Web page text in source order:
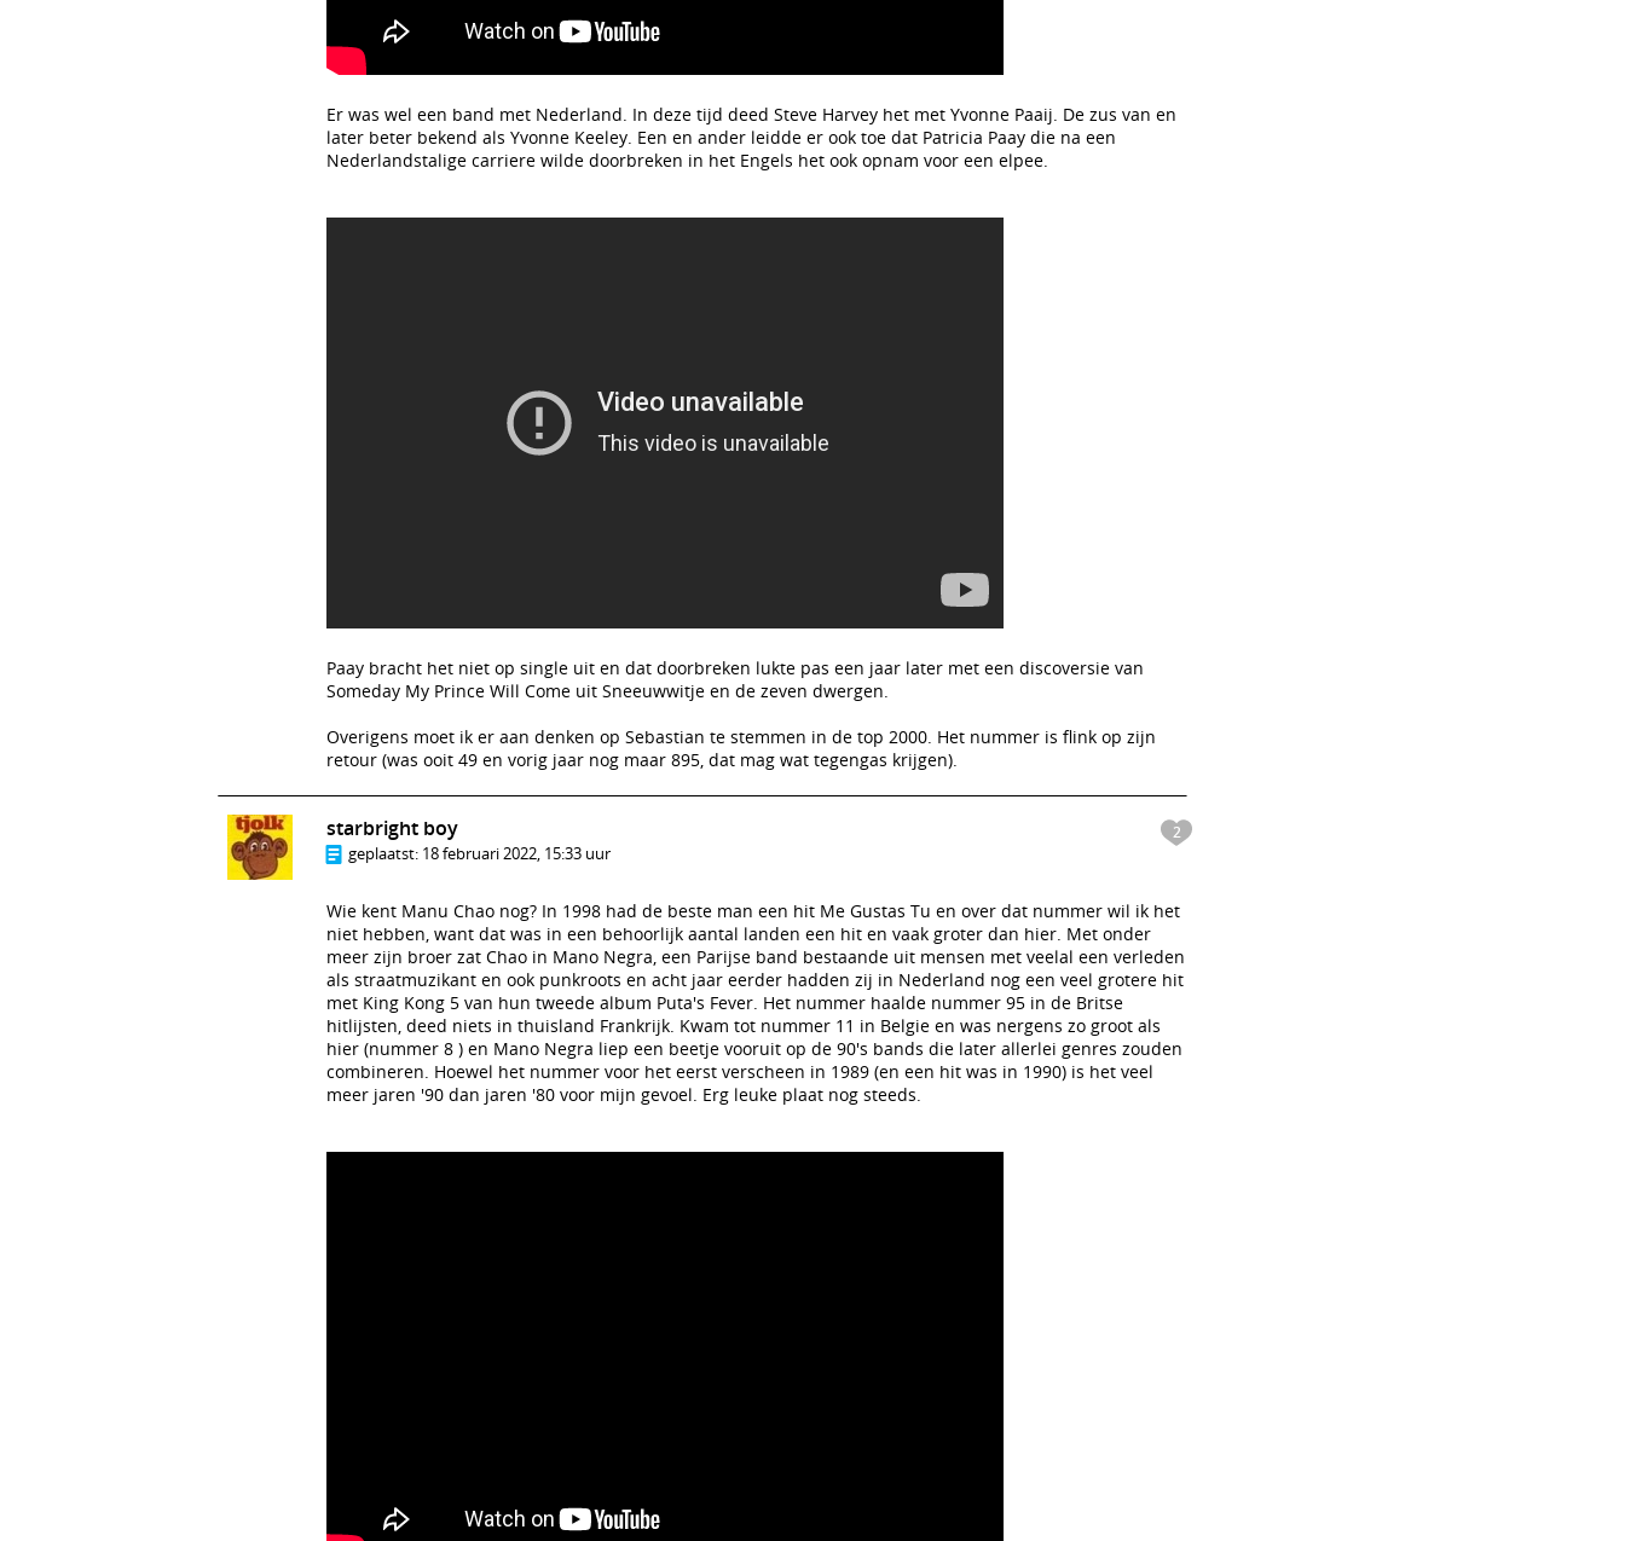
Er was wel een band met Nederland. In deze tijd deed Steve Harvey het met Yvonne Paaij. De zus van en
later beter bekend als Yvonne Keeley. Een en ander leidde er ook toe dat Patricia Paay die na een
Nederlandstalige carriere wilde doorbreken in het Engels het ook opnam voor een elpee.
Paay bracht het niet op single uit en dat doorbreken lukte pas een jaar later met een discoversie van
Someday My Prince Will Come uit Sneeuwwitje en de zeven dwergen.
Overigens moet ik er aan denken op Sebastian te stemmen in de top 2000. Het nummer is flink op zijn
retour (was ooit 49 en vorig jaar nog maar 895, dat mag wat tegengas krijgen).
2
starbright boy
geplaatst: 18 februari 2022, 15:33 uur
Wie kent Manu Chao nog? In 1998 had de beste man een hit Me Gustas Tu en over dat nummer wil ik het
niet hebben, want dat was in een behoorlijk aantal landen een hit en vaak groter dan hier. Met onder
meer zijn broer zat Chao in Mano Negra, een Parijse band bestaande uit mensen met veelal een verleden
als straatmuzikant en ook punkroots en acht jaar eerder hadden zij in Nederland nog een veel grotere hit
met King Kong 5 van hun tweede album Puta's Fever. Het nummer haalde nummer 95 in de Britse
hitlijsten, deed niets in thuisland Frankrijk. Kwam tot nummer 11 in Belgie en was nergens zo groot als
hier (nummer 8 ) en Mano Negra liep een beetje vooruit op de 90's bands die later allerlei genres zouden
combineren. Hoewel het nummer voor het eerst verscheen in 1989 (en een hit was in 1990) is het veel
meer jaren '90 dan jaren '80 voor mijn gevoel. Erg leuke plaat nog steeds.